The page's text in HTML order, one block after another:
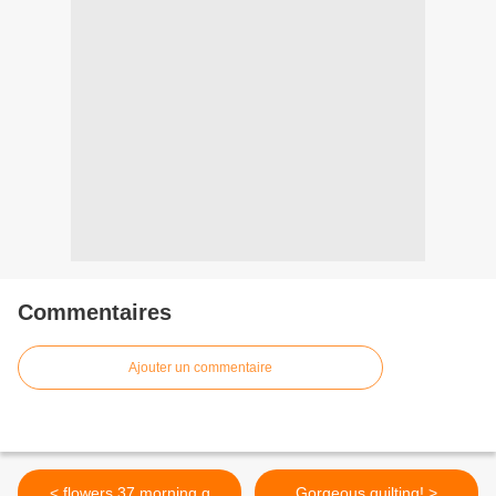
Commentaires
Ajouter un commentaire